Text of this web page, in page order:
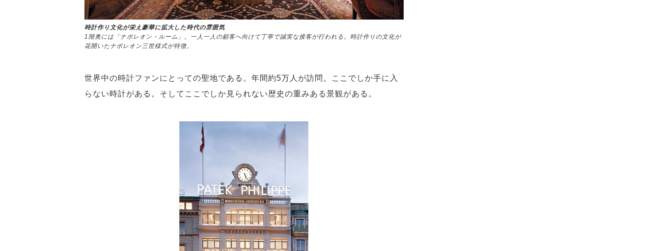
時計作り文化が栄え豪華に拡大した時代の雰囲気
1階奥には「ナポレオン・ルーム」。一人一人の顧客へ向けて丁寧で誠実な接客が行われる。時計作りの文化が
花開いたナポレオン三世様式が特徴。
世界中の時計ファンにとっての聖地である。年間約5万人が訪問。ここでしか手に入
らない時計がある。そしてここでしか見られない歴史の重みある景観がある。